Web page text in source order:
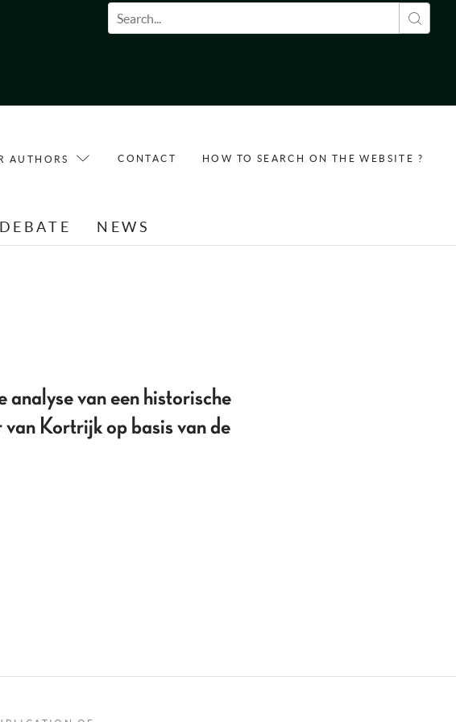
Search form
AUTHORS CONTACT HOW TO SEARCH ON THE WEBSITE ?
DEBATE NEWS
analyse van een historische
Kortrijk op basis van de